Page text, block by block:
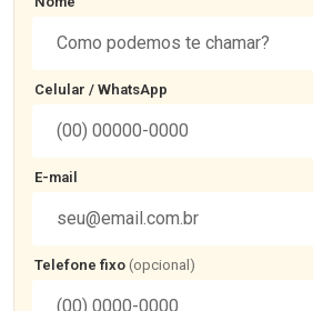
Celular / WhatsApp
E-mail
Telefone fixo (opcional)